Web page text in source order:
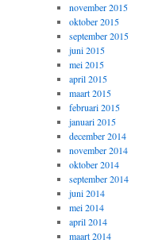
november 2015
oktober 2015
september 2015
juni 2015
mei 2015
april 2015
maart 2015
februari 2015
januari 2015
december 2014
november 2014
oktober 2014
september 2014
juni 2014
mei 2014
april 2014
maart 2014